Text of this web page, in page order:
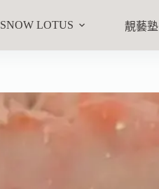
SNOW LOTUS 靚藝塾